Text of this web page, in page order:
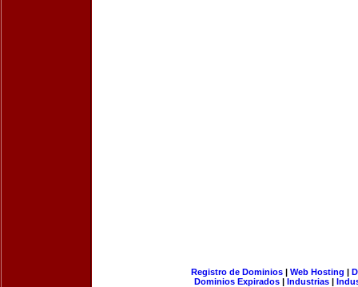
Registro de Dominios| Web Hosting |
Dominios Expirados | Industrias |